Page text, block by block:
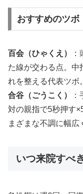
おすすめのツボ
百会（ひゃくえ）
た線が交わる点。中
れを整える代表ツボ
合谷（ごうこく）
対の親指で5秒押す
まざまな不調に幅広
いつ来院すべ